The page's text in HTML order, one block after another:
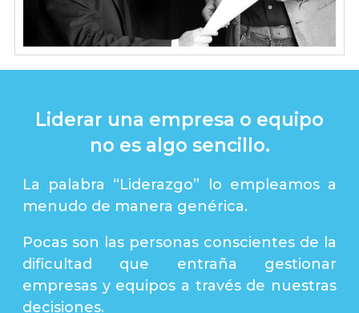
Liderar una empresa o equipo
no es algo sencillo.
La palabra “Liderazgo” lo empleamos a
menudo de manera genérica.
Pocas son las personas conscientes de la
dificultad que entraña gestionar
empresas y equipos a través de nuestras
decisiones.